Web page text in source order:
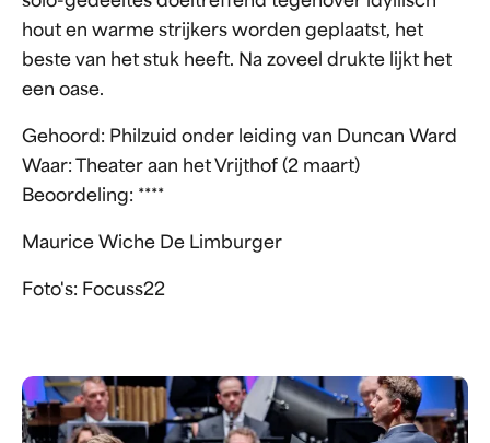
hout en warme strijkers worden geplaatst, het
beste van het stuk heeft. Na zoveel drukte lijkt het
een oase.
Gehoord: Philzuid onder leiding van Duncan Ward
Waar: Theater aan het Vrijthof (2 maart)
Beoordeling: ****
Maurice Wiche De Limburger
Foto's: Focuss22